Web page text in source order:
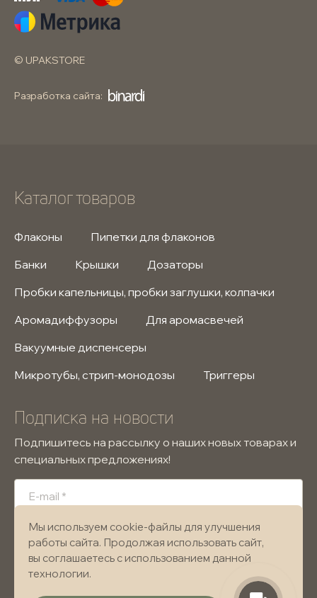
© UPAKSTORE
Разработка сайта:
Каталог товаров
Флаконы
Пипетки для флаконов
Банки
Крышки
Дозаторы
Пробки капельницы, пробки заглушки, колпачки
Аромадиффузоры
Для аромасвечей
Вакуумные диспенсеры
Микротубы, стрип-монодозы
Триггеры
Подписка на новости
Подпишитесь на рассылку о наших новых товарах и
специальных предложениях!
Подписаться
Я подтверждаю, что ознакомлен и согласен
» и даю согласие
Мы используем cookie-файлы для улучшения
работы сайта. Продолжая использовать сайт,
вы соглашаетесь с использованием данной
технологии.